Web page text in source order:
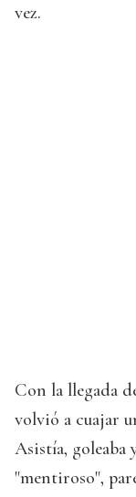
vez.
Con la llegada
volvió a cuajar
Asistía, goleaba
"mentiroso",